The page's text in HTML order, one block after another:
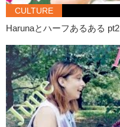
CULTURE
Harunaとハーフあるある pt2